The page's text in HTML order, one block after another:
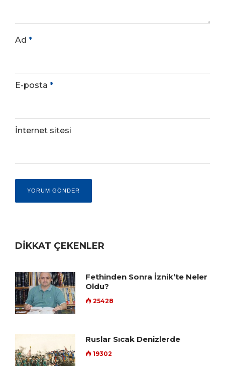
Ad *
E-posta *
İnternet sitesi
DİKKAT ÇEKENLER
Fethinden Sonra İznik’te Neler
Oldu?
25428
Ruslar Sıcak Denizlerde
19302